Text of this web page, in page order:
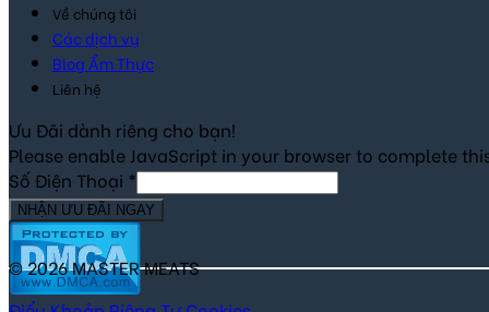
Về chúng tôi
Các dịch vụ
Blog Ẩm Thực
Liên hệ
Ưu Đãi dành riêng cho bạn!
Please enable JavaScript in your browser to complete
Số Điện Thoại *
NHẬN ƯU ĐÃI NGAY
© 2026 MASTER MEATS